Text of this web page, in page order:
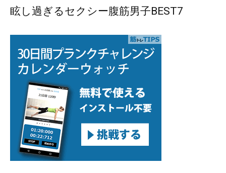
眩し過ぎるセクシー腹筋男子BEST7